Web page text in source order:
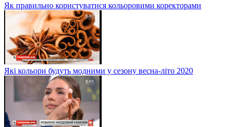
Як правильно користуватися кольоровими коректорами
Які кольори будуть модними у сезону весна-літо 2020